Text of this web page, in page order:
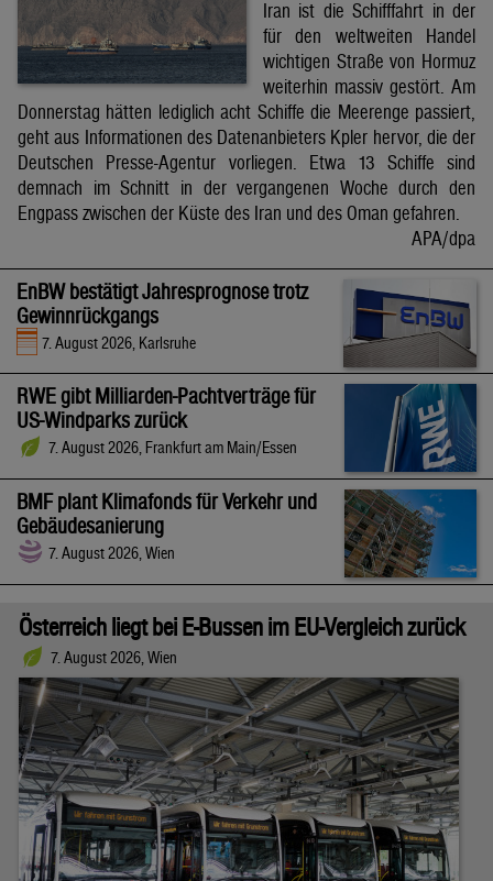
Iran ist die Schifffahrt in der
für den weltweiten Handel
wichtigen Straße von Hormuz
weiterhin massiv gestört. Am
Donnerstag hätten lediglich acht Schiffe die Meerenge passiert,
geht aus Informationen des Datenanbieters Kpler hervor, die der
Deutschen Presse-Agentur vorliegen. Etwa 13 Schiffe sind
demnach im Schnitt in der vergangenen Woche durch den
Engpass zwischen der Küste des Iran und des Oman gefahren.
APA/dpa
EnBW bestätigt Jahresprognose trotz
Gewinnrückgangs
7. August 2026, Karlsruhe
RWE gibt Milliarden-Pachtverträge für
US-Windparks zurück
7. August 2026, Frankfurt am Main/Essen
BMF plant Klimafonds für Verkehr und
Gebäudesanierung
7. August 2026, Wien
Österreich liegt bei E-Bussen im EU-Vergleich zurück
7. August 2026, Wien